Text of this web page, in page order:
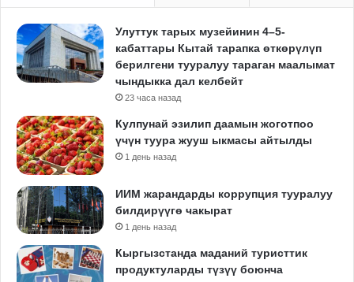
Улуттук тарых музейинин 4–5-
кабаттары Кытай тарапка өткөрүлүп
берилгени тууралуу тараган маалымат
чындыкка дал келбейт
23 часа назад
Кулпунай эзилип даамын жоготпоо
үчүн туура жууш ыкмасы айтылды
1 день назад
ИИМ жарандарды коррупция тууралуу
билдирүүгө чакырат
1 день назад
Кыргызстанда маданий туристтик
продуктуларды түзүү боюнча